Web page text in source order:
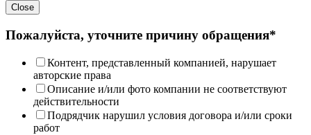
Close
Пожалуйста, уточните причину обращения*
Контент, представленный компанией, нарушает
авторские права
Описание и/или фото компании не соответствуют
действительности
Подрядчик нарушил условия договора и/или сроки
работ